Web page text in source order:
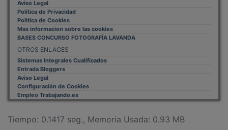
Política de Privacidad
Politica de Cookies
Mas informacion sobre las cookies
BASES CONCURSO FOTOGRAFÍA LAVANDA
OTROS ENLACES
Sistemas Integrales Cualificados
Entrada Bloggers
Aviso Legal
Configuración de Cookies
Empleo Trabajando.es